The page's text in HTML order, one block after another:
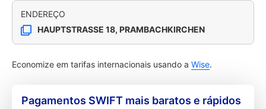
ENDEREÇO
HAUPTSTRASSE 18, PRAMBACHKIRCHEN
Economize em tarifas internacionais usando a Wise.
Pagamentos SWIFT mais baratos e rápidos